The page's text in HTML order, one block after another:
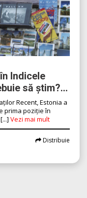
Indicele
să știm?...
Recent, Estonia a
prima poziție în
Vezi mai mult
Distribuie